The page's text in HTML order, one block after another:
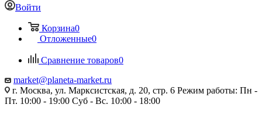
Войти
Корзина0
Отложенные0
Сравнение товаров0
market@planeta-market.ru
г. Москва, ул. Марксистская, д. 20, стр. 6 Режим работы: Пн -
Пт. 10:00 - 19:00 Суб - Вс. 10:00 - 18:00